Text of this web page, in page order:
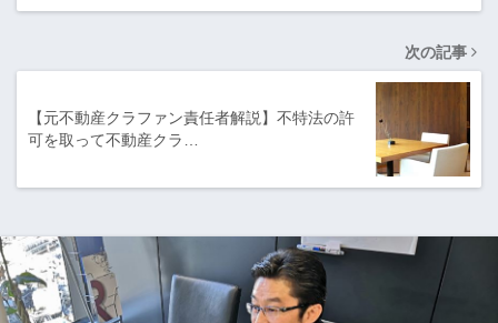
次の記事
【元不動産クラファン責任者解説】不特法の許
可を取って不動産クラ…